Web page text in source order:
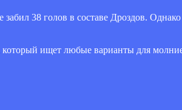
38 голов в составе Дроздов.
ищет любые варианты для